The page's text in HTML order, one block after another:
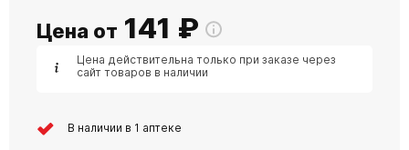
Цена от 141 ₽
Цена действительна только при заказе через
сайт товаров в наличии
В наличии в 1 аптеке